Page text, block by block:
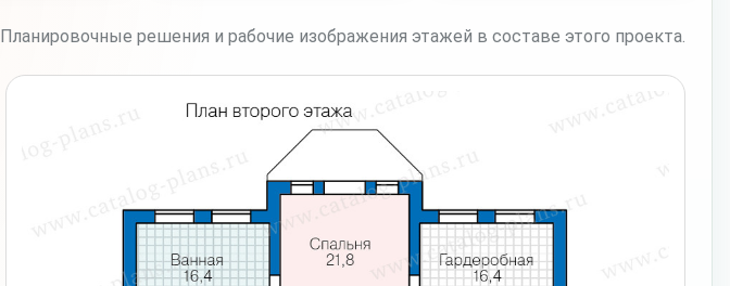
Планировочные решения и рабочие изображения этажей в составе этого проекта.